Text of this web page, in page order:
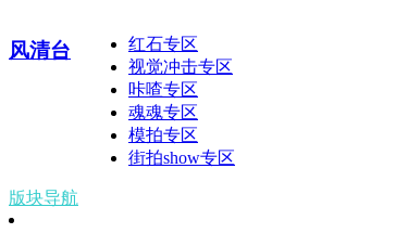
风清台
红石专区
视觉冲击专区
咔喳专区
魂魂专区
模拍专区
街拍show专区
版块导航